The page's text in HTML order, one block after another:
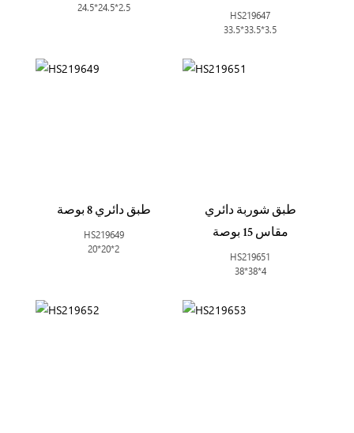
24.5*24.5*2.5
HS219647
33.5*33.5*3.5
طبق دائري 8 بوصة
HS219649
20*20*2
طبق شوربة دائري
مقاس 15 بوصة
HS219651
38*38*4